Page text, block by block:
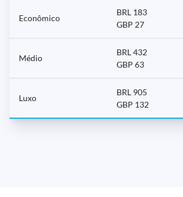
Econômico
BRL 183
GBP 27
Médio
BRL 432
GBP 63
Luxo
BRL 905
GBP 132